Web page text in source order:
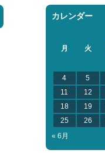
カレンダー
月
火
4
5
11
12
18
19
25
26
« 6月